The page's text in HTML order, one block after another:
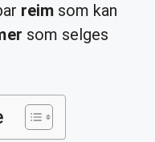
reimsom kan
som selges